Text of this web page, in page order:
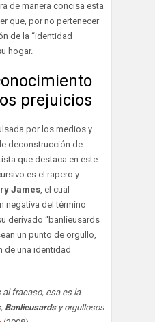
de manera concisa esta
que, por no pertenecer
de la “identidad
hogar.
prejuicios
por los medios y
deconstrucción de
que destaca en este
es el rapero y
James, el cual
negativa del término
derivado “banlieusards
un punto de orgullo,
de una identidad
al fracaso, esa es la
Banlieusardsy orgullosos